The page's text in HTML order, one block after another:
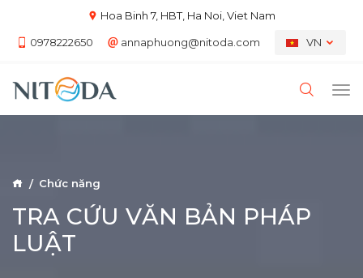
Hoa Binh 7, HBT, Ha Noi, Viet Nam
0978222650 annaphuong@nitoda.com VN
Chức năng
TRA CỨU VĂN BẢN PHÁP
LUẬT